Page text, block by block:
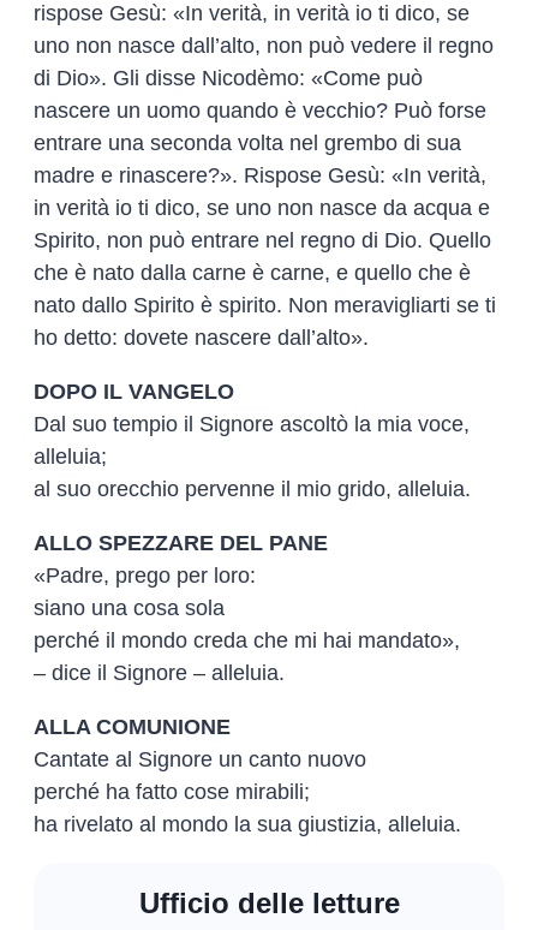
rispose Gesù: «In verità, in verità io ti dico, se
uno non nasce dall’alto, non può vedere il regno
di Dio». Gli disse Nicodèmo: «Come può
nascere un uomo quando è vecchio? Può forse
entrare una seconda volta nel grembo di sua
madre e rinascere?». Rispose Gesù: «In verità,
in verità io ti dico, se uno non nasce da acqua e
Spirito, non può entrare nel regno di Dio. Quello
che è nato dalla carne è carne, e quello che è
nato dallo Spirito è spirito. Non meravigliarti se ti
ho detto: dovete nascere dall’alto».
DOPO IL VANGELO
Dal suo tempio il Signore ascoltò la mia voce,
alleluia;
al suo orecchio pervenne il mio grido, alleluia.
ALLO SPEZZARE DEL PANE
«Padre, prego per loro:
siano una cosa sola
perché il mondo creda che mi hai mandato»,
– dice il Signore – alleluia.
ALLA COMUNIONE
Cantate al Signore un canto nuovo
perché ha fatto cose mirabili;
ha rivelato al mondo la sua giustizia, alleluia.
Ufficio delle letture